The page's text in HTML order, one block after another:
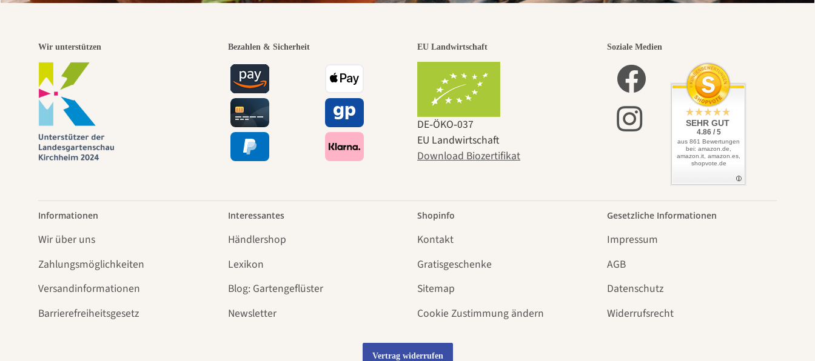
Wir unterstützen Bezahlen & Sicherheit EU Landwirtschaft
DE‑ÖKO‑037
EU Landwirtschaft
Download Biozertifikat
Soziale Medien
SEHR GUT
4.86 / 5
aus 861 Bewertungen
bei: amazon.de,
amazon.it, amazon.es,
shopvote.de
Informationen
Wir über uns
Zahlungsmöglichkeiten
Versandinformationen
Barrierefreiheitsgesetz
Interessantes
Händlershop
Lexikon
Blog: Gartengeflüster
Newsletter
Shopinfo
Kontakt
Gratisgeschenke
Sitemap
Cookie Zustimmung ändern
Gesetzliche Informationen
Impressum
AGB
Datenschutz
Widerrufsrecht
Vertrag widerrufen